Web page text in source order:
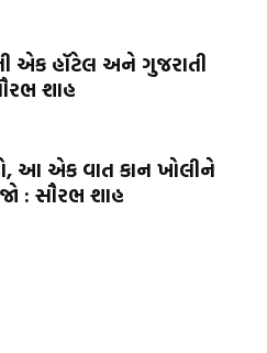
એક હૉટેલ અને ગુજરાતી
શાહ
આ એક વાત કાન ખોલીને
: સૌરભ શાહ